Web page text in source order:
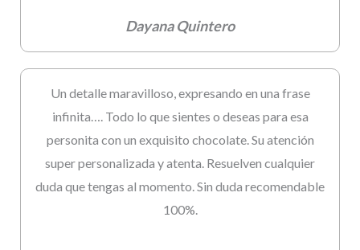
Dayana Quintero
Un detalle maravilloso, expresando en una frase
infinita…. Todo lo que sientes o deseas para esa
personita con un exquisito chocolate. Su atención
super personalizada y atenta. Resuelven cualquier
duda que tengas al momento. Sin duda recomendable
100%.